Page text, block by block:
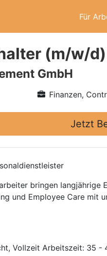
Für
(m/w/
GmbH
Finanzen,
Jetzt
bringen langjährige
und Employee Care mit
Vollzeit Arbeitszeit: 35 -